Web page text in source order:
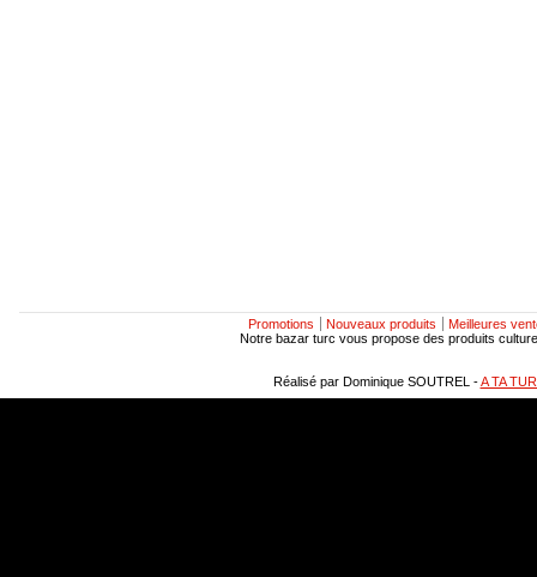
Promotions Nouveaux produits
Meilleures
Notre bazar turc vous propose des produits
Réalisé par Dominique SOUTREL -A TA